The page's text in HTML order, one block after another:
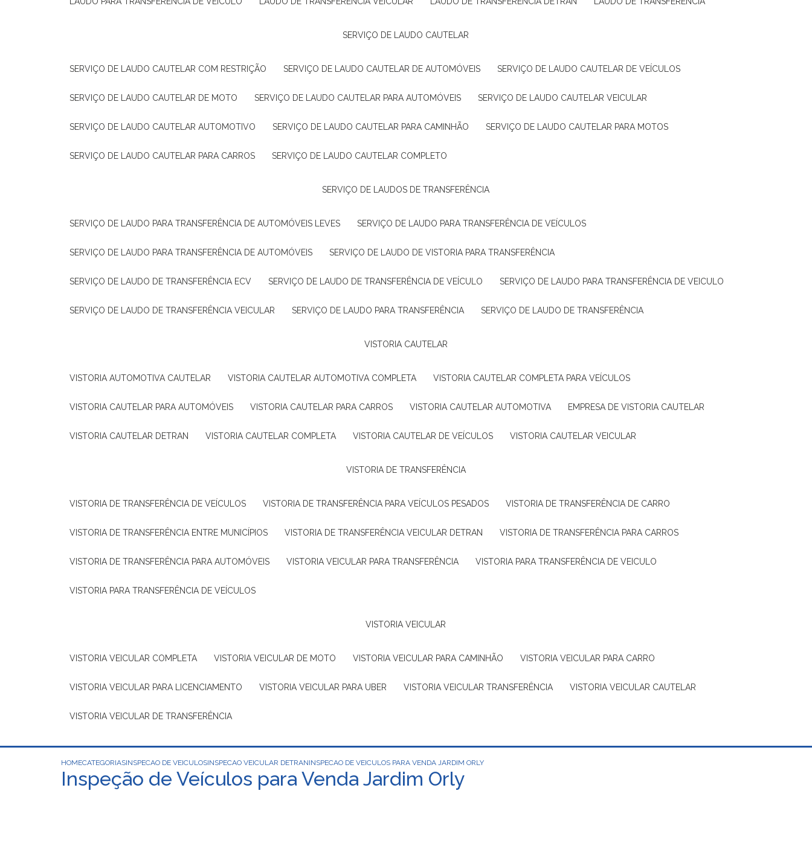
SERVIÇO DE LAUDO CAUTELAR
SERVIÇO DE LAUDO CAUTELAR COM RESTRIÇÃO SERVIÇO DE LAUDO CAUTELAR DE AUTOMÓVEIS SERVIÇO DE LAUDO CAUTELAR DE VEÍCULOS
SERVIÇO DE LAUDO CAUTELAR DE MOTO SERVIÇO DE LAUDO CAUTELAR PARA AUTOMÓVEIS SERVIÇO DE LAUDO CAUTELAR VEICULAR
SERVIÇO DE LAUDO CAUTELAR AUTOMOTIVO SERVIÇO DE LAUDO CAUTELAR PARA CAMINHÃO SERVIÇO DE LAUDO CAUTELAR PARA MOTOS
SERVIÇO DE LAUDO CAUTELAR PARA CARROS SERVIÇO DE LAUDO CAUTELAR COMPLETO
SERVIÇO DE LAUDOS DE TRANSFERÊNCIA
SERVIÇO DE LAUDO PARA TRANSFERÊNCIA DE AUTOMÓVEIS LEVES SERVIÇO DE LAUDO PARA TRANSFERÊNCIA DE VEÍCULOS
SERVIÇO DE LAUDO PARA TRANSFERÊNCIA DE AUTOMÓVEIS SERVIÇO DE LAUDO DE VISTORIA PARA TRANSFERÊNCIA
SERVIÇO DE LAUDO DE TRANSFERÊNCIA ECV SERVIÇO DE LAUDO DE TRANSFERÊNCIA DE VEÍCULO SERVIÇO DE LAUDO PARA TRANSFERÊNCIA DE VEICULO
SERVIÇO DE LAUDO DE TRANSFERÊNCIA VEICULAR SERVIÇO DE LAUDO PARA TRANSFERÊNCIA SERVIÇO DE LAUDO DE TRANSFERÊNCIA
VISTORIA CAUTELAR
VISTORIA AUTOMOTIVA CAUTELAR VISTORIA CAUTELAR AUTOMOTIVA COMPLETA VISTORIA CAUTELAR COMPLETA PARA VEÍCULOS
VISTORIA CAUTELAR PARA AUTOMÓVEIS VISTORIA CAUTELAR PARA CARROS VISTORIA CAUTELAR AUTOMOTIVA EMPRESA DE VISTORIA CAUTELAR
VISTORIA CAUTELAR DETRAN VISTORIA CAUTELAR COMPLETA VISTORIA CAUTELAR DE VEÍCULOS VISTORIA CAUTELAR VEICULAR
VISTORIA DE TRANSFERÊNCIA
VISTORIA DE TRANSFERÊNCIA DE VEÍCULOS VISTORIA DE TRANSFERÊNCIA PARA VEÍCULOS PESADOS VISTORIA DE TRANSFERÊNCIA DE CARRO
VISTORIA DE TRANSFERÊNCIA ENTRE MUNICÍPIOS VISTORIA DE TRANSFERÊNCIA VEICULAR DETRAN VISTORIA DE TRANSFERÊNCIA PARA CARROS
VISTORIA DE TRANSFERÊNCIA PARA AUTOMÓVEIS VISTORIA VEICULAR PARA TRANSFERÊNCIA VISTORIA PARA TRANSFERÊNCIA DE VEICULO
VISTORIA PARA TRANSFERÊNCIA DE VEÍCULOS
VISTORIA VEICULAR
VISTORIA VEICULAR COMPLETA VISTORIA VEICULAR DE MOTO VISTORIA VEICULAR PARA CAMINHÃO VISTORIA VEICULAR PARA CARRO
VISTORIA VEICULAR PARA LICENCIAMENTO VISTORIA VEICULAR PARA UBER VISTORIA VEICULAR TRANSFERÊNCIA VISTORIA VEICULAR CAUTELAR
VISTORIA VEICULAR DE TRANSFERÊNCIA
HOMECATEGORIASINSPECAO DE VEICULOSINSPECAO VEICULAR DETRANINSPECAO DE VEICULOS PARA VENDA JARDIM ORLY
Inspeção de Veículos para Venda Jardim Orly